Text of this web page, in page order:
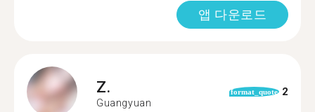
앱 다운로드
Z.
Guangyuan
format_quote 2